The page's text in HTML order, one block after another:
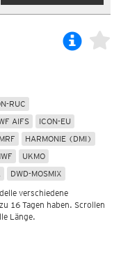
RUC
AIFS
ICON-EU
HARMONIE (DMI)
UKMO
DWD-MOSMIX
verschiedene
16 Tagen haben. Scrollen
Länge.